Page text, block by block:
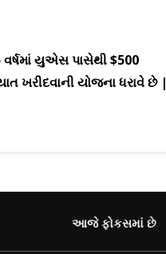
યુએસ પાસેથી $500
ખરીદવાની યોજના ધરાવે છે |
આજે ફોકસમાં છે